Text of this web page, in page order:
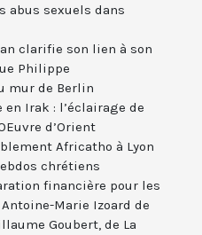
abus sexuels dans
clarifie son lien à son
Philippe
mur de Berlin
Irak : l’éclairage de
d’Orient
Africatho à Lyon
chrétiens
financière pour les
Marie Izoard de
Goubert, de La